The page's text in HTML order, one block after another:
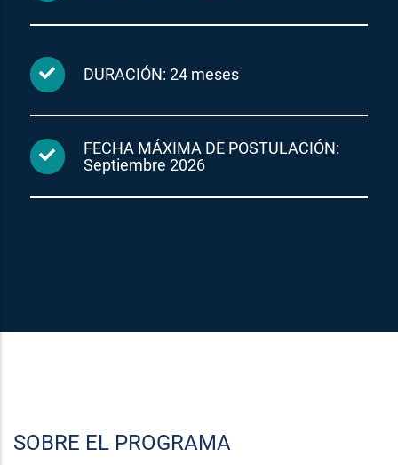
DURACIÓN: 24 meses
FECHA MÁXIMA DE POSTULACIÓN:
Septiembre 2026
SOBRE EL PROGRAMA